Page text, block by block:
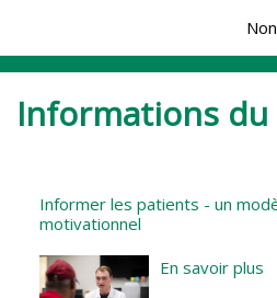
Informations du
Informer les patients - un
motivationnel
En savoir plus